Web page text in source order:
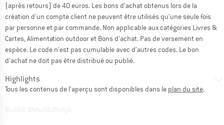
(après retours) de 40 euros. Les bons d'achat obtenus lors de la
création d'un compte client ne peuvent être utilisés qu'une seule fois
par personne et par commande. Non applicable aux catégories Livres &
Cartes, Alimentation outdoor et Bons d'achat. Pas de versement en
espèce. Le code n'est pas cumulable avec d'autres codes. Le bon
d'achat ne doit pas être distribué ou publié.
Highlights
Tous les contenus de l'aperçu sont disponibles dans le plan du site.